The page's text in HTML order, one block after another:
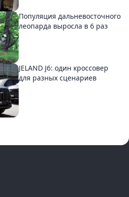
Популяция дальневосточного
леопарда выросла в 6 раз
JELAND J6: один кроссовер
для разных сценариев